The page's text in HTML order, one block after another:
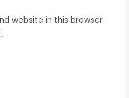
website in this browser